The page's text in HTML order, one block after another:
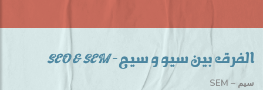
الفرق بين سيو و سيم – SEO & SEM
سيم – SEM